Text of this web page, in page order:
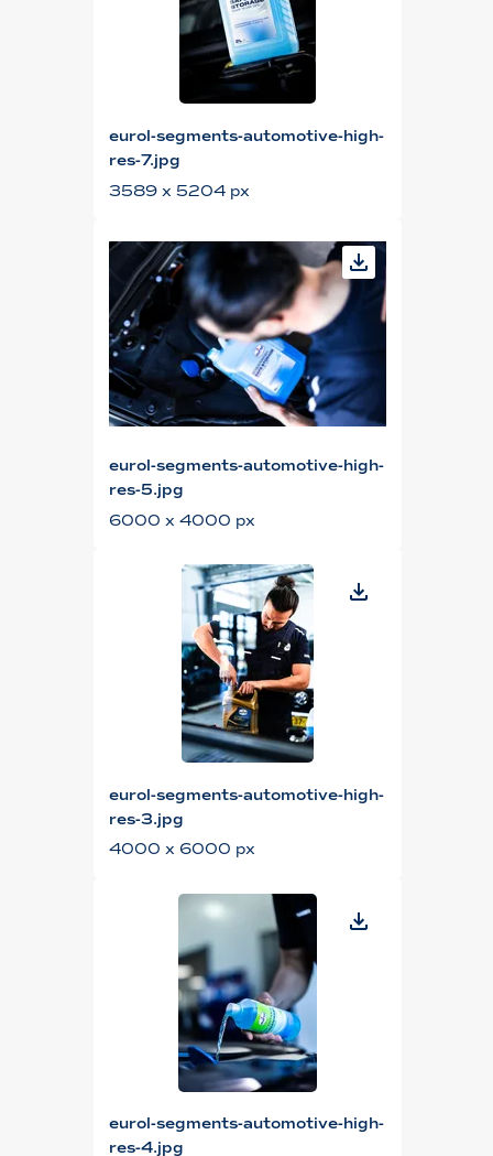
eurol-segments-automotive-high-
res-7.jpg
3589 x 5204 px
eurol-segments-automotive-high-
res-5.jpg
6000 x 4000 px
eurol-segments-automotive-high-
res-3.jpg
4000 x 6000 px
eurol-segments-automotive-high-
res-4.jpg